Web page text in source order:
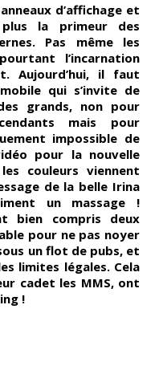
d’affichage et
la primeur des
Pas même les
l’incarnation
Aujourd’hui, il faut
qui s’invite de
grands, non pour
mais pour
impossible de
pour la nouvelle
couleurs viennent
de la belle Irina
un massage !
bien compris deux
pour ne pas noyer
un flot de pubs, et
limites légales. Cela
cadet les MMS, ont
!